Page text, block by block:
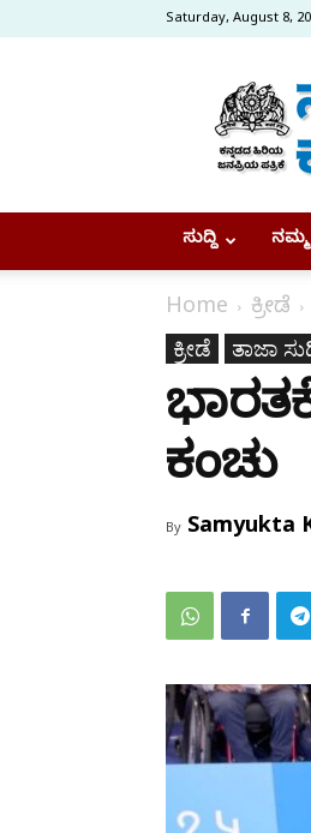
Saturday, August 8,
ಸುದ್ದಿ ನಮ್ಮ
Home ಕ್ರೀಡೆ
ಕ್ರೀಡೆ ತಾಜಾ
ಕಂಚು
By Samyukta